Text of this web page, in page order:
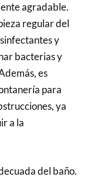
agradable.
regular del
y
bacterias y
es
para
ya
a la
del baño.